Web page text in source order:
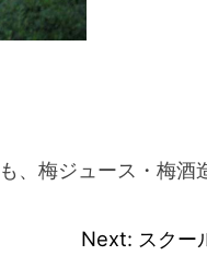
、梅ジュース・梅酒
Next: スクー